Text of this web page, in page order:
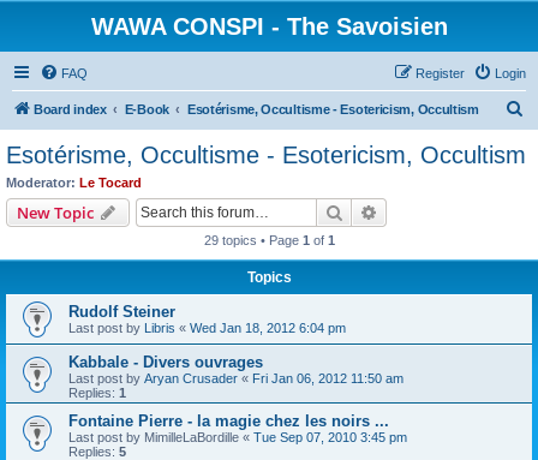
WAWA CONSPI - The Savoisien
FAQ Login
Register
Board index E-Book Esotérisme, Occultisme - Esotericism, Occultism
Esotérisme, Occultisme - Esotericism, Occultism
Moderator: Le Tocard
New Topic Search
29 topics • Page 1 of 1
Topics
Rudolf Steiner
Last post by Libris « Wed Jan 18, 2012 6:04 pm
Kabbale - Divers ouvrages
Last post by Aryan Crusader « Fri Jan 06, 2012 11:50 am
Replies: 1
Fontaine Pierre - la magie chez les noirs ...
Last post by MimilleLaBordille « Tue Sep 07, 2010 3:45 pm
Replies: 5